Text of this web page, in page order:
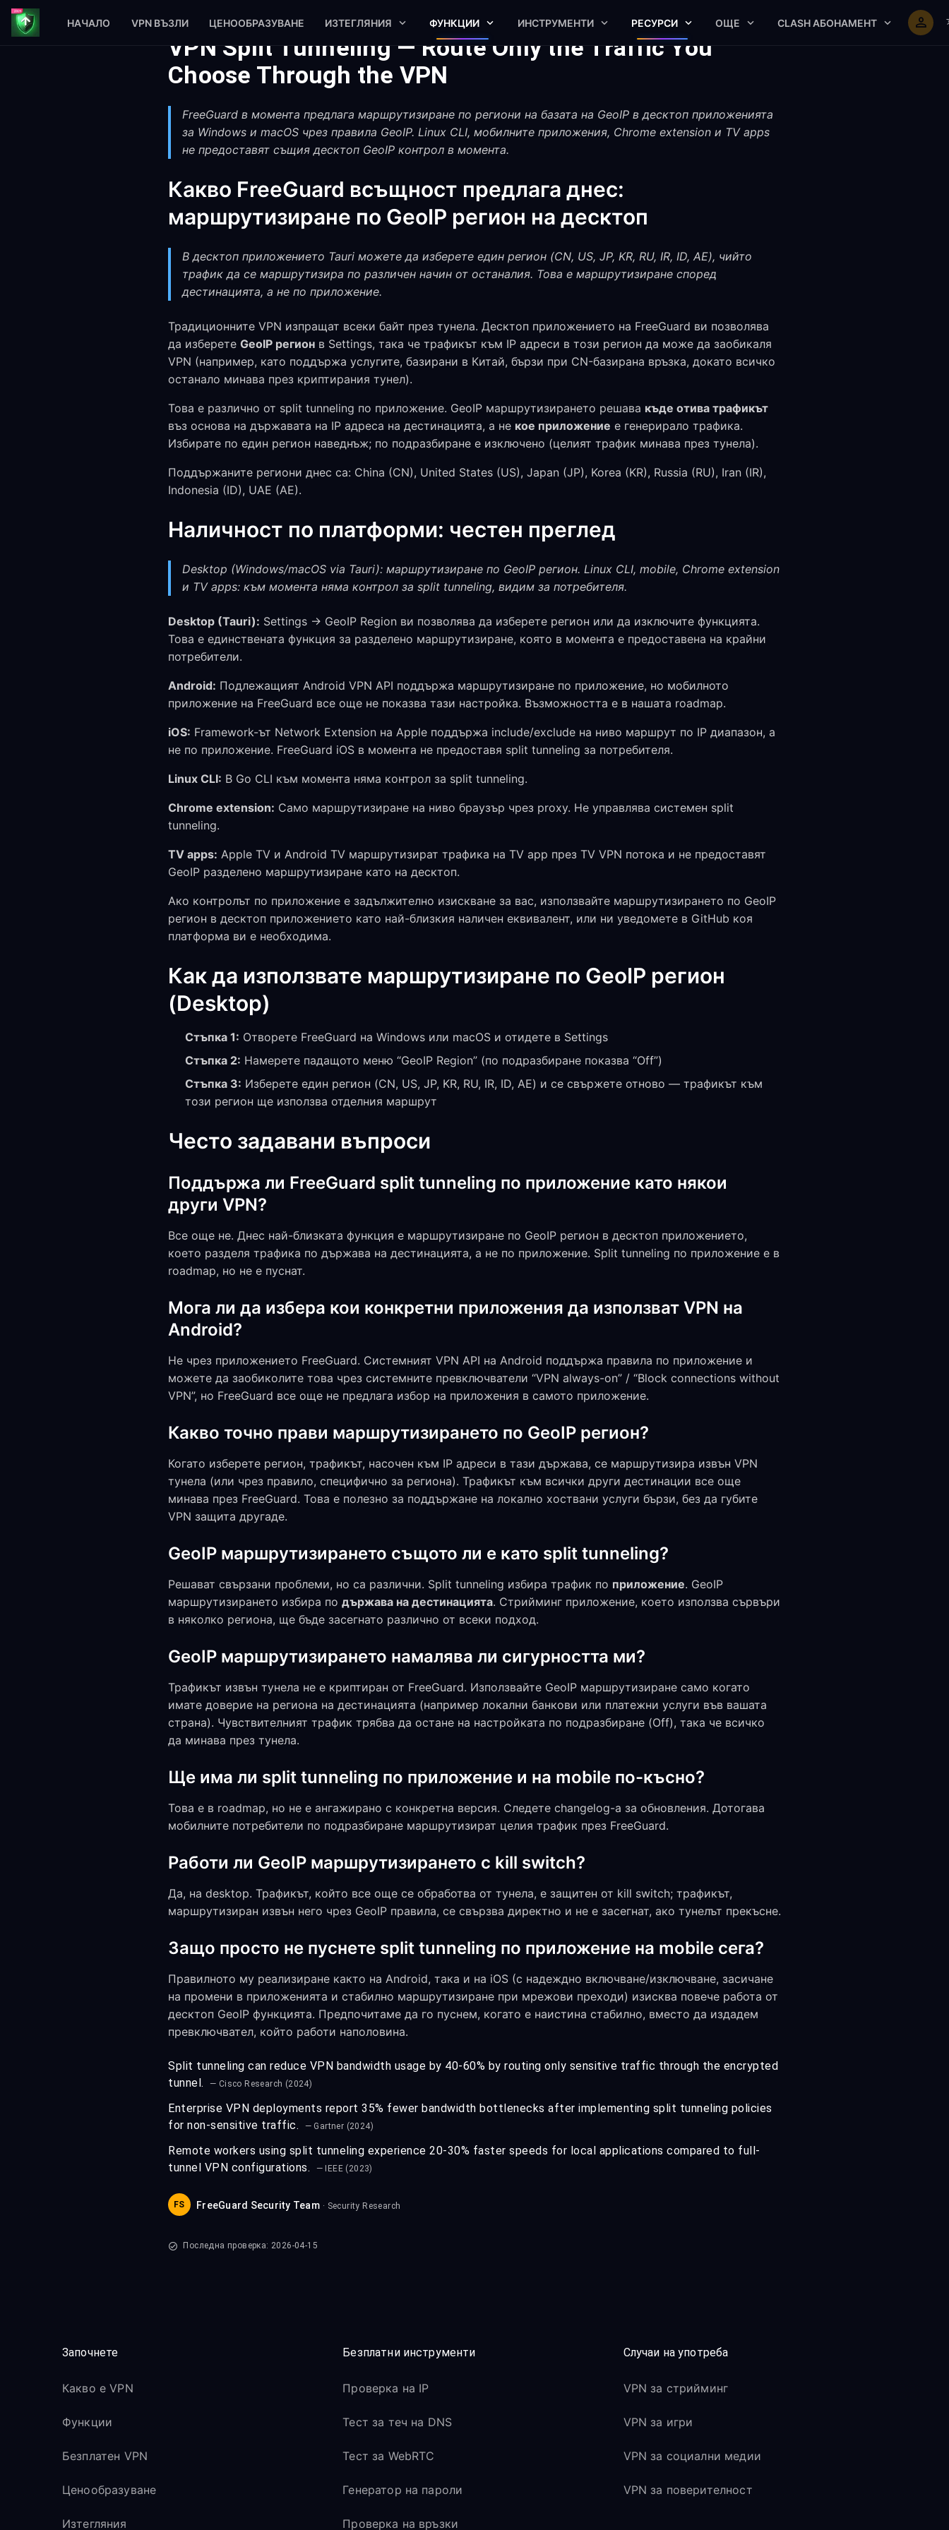
НАЧАЛО VPN ВЪЗЛИ ЦЕНООБРАЗУВАНЕ ИЗТЕГЛЯНИЯ ФУНКЦИИ ИНСТРУМЕНТИ РЕСУРСИ ОЩЕ CLASH АБОНАМЕНТ
VPN Split Tunneling — Route Only the Traffic You
Choose Through the VPN
FreeGuard в момента предлага маршрутизиране по региони на базата на GeoIP в десктоп приложенията
за Windows и macOS чрез правила GeoIP. Linux CLI, мобилните приложения, Chrome extension и TV apps
не предоставят същия десктоп GeoIP контрол в момента.
Какво FreeGuard всъщност предлага днес:
маршрутизиране по GeoIP регион на десктоп
В десктоп приложението Tauri можете да изберете един регион (CN, US, JP, KR, RU, IR, ID, AE), чийто
трафик да се маршрутизира по различен начин от останалия. Това е маршрутизиране според
дестинацията, а не по приложение.
Традиционните VPN изпращат всеки байт през тунела. Десктоп приложението на FreeGuard ви позволява
да изберете GeoIP регион в Settings, така че трафикът към IP адреси в този регион да може да заобикаля
VPN (например, като поддържа услугите, базирани в Китай, бързи при CN-базирана връзка, докато всичко
останало минава през криптирания тунел).
Това е различно от split tunneling по приложение. GeoIP маршрутизирането решава къде отива трафикът
въз основа на държавата на IP адреса на дестинацията, а не кое приложение е генерирало трафика.
Избирате по един регион наведнъж; по подразбиране е изключено (целият трафик минава през тунела).
Поддържаните региони днес са: China (CN), United States (US), Japan (JP), Korea (KR), Russia (RU), Iran (IR),
Indonesia (ID), UAE (AE).
Наличност по платформи: честен преглед
Desktop (Windows/macOS via Tauri): маршрутизиране по GeoIP регион. Linux CLI, mobile, Chrome extension
и TV apps: към момента няма контрол за split tunneling, видим за потребителя.
Desktop (Tauri): Settings → GeoIP Region ви позволява да изберете регион или да изключите функцията.
Това е единствената функция за разделено маршрутизиране, която в момента е предоставена на крайни
потребители.
Android: Подлежащият Android VPN API поддържа маршрутизиране по приложение, но мобилното
приложение на FreeGuard все още не показва тази настройка. Възможността е в нашата roadmap.
iOS: Framework-ът Network Extension на Apple поддържа include/exclude на ниво маршрут по IP диапазон, а
не по приложение. FreeGuard iOS в момента не предоставя split tunneling за потребителя.
Linux CLI: В Go CLI към момента няма контрол за split tunneling.
Chrome extension: Само маршрутизиране на ниво браузър чрез proxy. Не управлява системен split
tunneling.
TV apps: Apple TV и Android TV маршрутизират трафика на TV app през TV VPN потока и не предоставят
GeoIP разделено маршрутизиране като на десктоп.
Ако контролът по приложение е задължително изискване за вас, използвайте маршрутизирането по GeoIP
регион в десктоп приложението като най-близкия наличен еквивалент, или ни уведомете в GitHub коя
платформа ви е необходима.
Как да използвате маршрутизиране по GeoIP регион
(Desktop)
Стъпка 1: Отворете FreeGuard на Windows или macOS и отидете в Settings
Стъпка 2: Намерете падащото меню “GeoIP Region” (по подразбиране показва “Off”)
Стъпка 3: Изберете един регион (CN, US, JP, KR, RU, IR, ID, AE) и се свържете отново — трафикът към
този регион ще използва отделния маршрут
Често задавани въпроси
Поддържа ли FreeGuard split tunneling по приложение като някои
други VPN?
Все още не. Днес най-близката функция е маршрутизиране по GeoIP регион в десктоп приложението,
което разделя трафика по държава на дестинацията, а не по приложение. Split tunneling по приложение е в
roadmap, но не е пуснат.
Мога ли да избера кои конкретни приложения да използват VPN на
Android?
Не чрез приложението FreeGuard. Системният VPN API на Android поддържа правила по приложение и
можете да заобиколите това чрез системните превключватели “VPN always-on” / “Block connections without
VPN”, но FreeGuard все още не предлага избор на приложения в самото приложение.
Какво точно прави маршрутизирането по GeoIP регион?
Когато изберете регион, трафикът, насочен към IP адреси в тази държава, се маршрутизира извън VPN
тунела (или чрез правило, специфично за региона). Трафикът към всички други дестинации все още
минава през FreeGuard. Това е полезно за поддържане на локално хоствани услуги бързи, без да губите
VPN защита другаде.
GeoIP маршрутизирането същото ли е като split tunneling?
Решават свързани проблеми, но са различни. Split tunneling избира трафик по приложение. GeoIP
маршрутизирането избира по държава на дестинацията. Стрийминг приложение, което използва сървъри
в няколко региона, ще бъде засегнато различно от всеки подход.
GeoIP маршрутизирането намалява ли сигурността ми?
Трафикът извън тунела не е криптиран от FreeGuard. Използвайте GeoIP маршрутизиране само когато
имате доверие на региона на дестинацията (например локални банкови или платежни услуги във вашата
страна). Чувствителният трафик трябва да остане на настройката по подразбиране (Off), така че всичко
да минава през тунела.
Ще има ли split tunneling по приложение и на mobile по-късно?
Това е в roadmap, но не е ангажирано с конкретна версия. Следете changelog-а за обновления. Дотогава
мобилните потребители по подразбиране маршрутизират целия трафик през FreeGuard.
Работи ли GeoIP маршрутизирането с kill switch?
Да, на desktop. Трафикът, който все още се обработва от тунела, е защитен от kill switch; трафикът,
маршрутизиран извън него чрез GeoIP правила, се свързва директно и не е засегнат, ако тунелът прекъсне.
Защо просто не пуснете split tunneling по приложение на mobile сега?
Правилното му реализиране както на Android, така и на iOS (с надеждно включване/изключване, засичане
на промени в приложенията и стабилно маршрутизиране при мрежови преходи) изисква повече работа от
десктоп GeoIP функцията. Предпочитаме да го пуснем, когато е наистина стабилно, вместо да издадем
превключвател, който работи наполовина.
Split tunneling can reduce VPN bandwidth usage by 40-60% by routing only sensitive traffic through the encrypted
tunnel.
— Cisco Research (2024)
Enterprise VPN deployments report 35% fewer bandwidth bottlenecks after implementing split tunneling policies
for non-sensitive traffic.
— Gartner (2024)
Remote workers using split tunneling experience 20-30% faster speeds for local applications compared to full-
tunnel VPN configurations.
— IEEE (2023)
FS FreeGuard Security Team · Security Research
Последна проверка: 2026-04-15
Започнете
Какво е VPN
Функции
Безплатен VPN
Ценообразуване
Изтегляния
Безплатни инструменти
Проверка на IP
Тест за теч на DNS
Тест за WebRTC
Генератор на пароли
Проверка на връзки
Случаи на употреба
VPN за стрийминг
VPN за игри
VPN за социални медии
VPN за поверителност